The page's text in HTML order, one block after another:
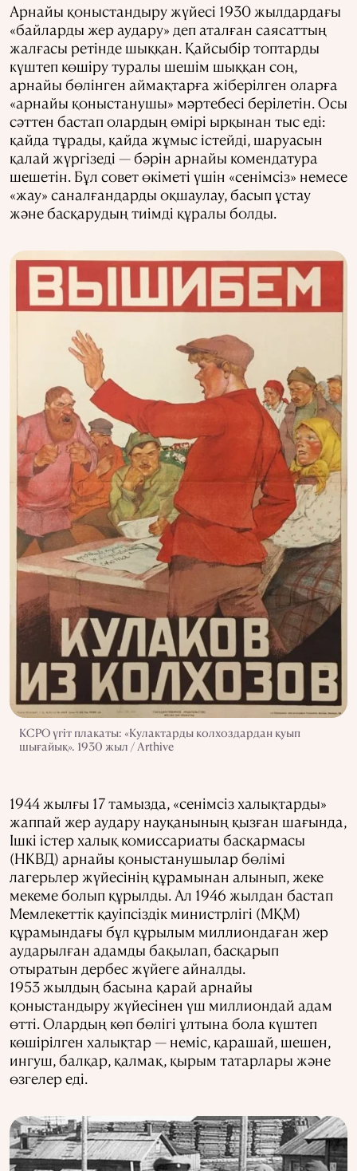
Арнайы қоныстандыру жүйесі 1930 жылдардағы
«байларды жер аудару» деп аталған саясаттың
жалғасы ретінде шыққан. Қайсыбір топтарды
күштеп көшіру туралы шешім шыққан соң,
арнайы бөлінген аймақтарға жіберілген оларға
«арнайы қоныстанушы» мәртебесі берілетін. Осы
сәттен бастап олардың өмірі ырқынан тыс еді:
қайда тұрады, қайда жұмыс істейді, шаруасын
қалай жүргізеді — бәрін арнайы комендатура
шешетін. Бұл совет өкіметі үшін «сенімсіз» немесе
«жау» саналғандарды оқшаулау, басып ұстау
және басқарудың тиімді құралы болды.
КСРО үгіт плакаты: «Кулактарды колхоздардан қуып
шығайық». 1930 жыл / Arthive
1944 жылғы 17 тамызда, «сенімсіз халықтарды»
жаппай жер аудару науқанының қызған шағында,
Ішкі істер халық комиссариаты басқармасы
(НКВД) арнайы қоныстанушылар бөлімі
лагерьлер жүйесінің құрамынан алынып, жеке
мекеме болып құрылды. Ал 1946 жылдан бастап
Мемлекеттік қауіпсіздік министрлігі (МҚМ)
құрамындағы бұл құрылым миллиондаған жер
аударылған адамды бақылап, басқарып
отыратын дербес жүйеге айналды.
1953 жылдың басына қарай арнайы
қоныстандыру жүйесінен үш миллиондай адам
өтті. Олардың көп бөлігі ұлтына бола күштеп
көшірілген халықтар — неміс, қарашай, шешен,
ингуш, балқар, қалмақ, қырым татарлары және
өзгелер еді.